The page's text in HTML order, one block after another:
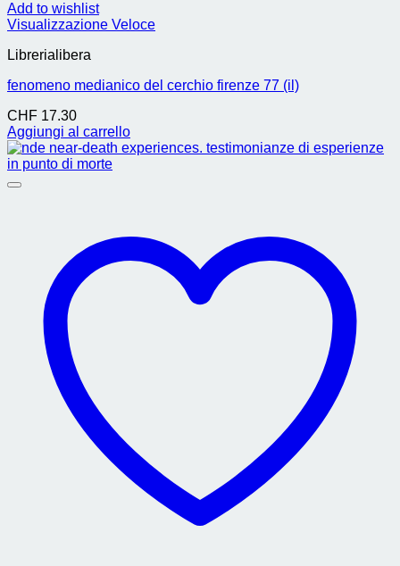
Add to wishlist
Visualizzazione Veloce
Librerialibera
fenomeno medianico del cerchio firenze 77 (il)
CHF 17.30
Aggiungi al carrello